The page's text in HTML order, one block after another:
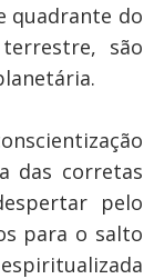
quadrante do
são
das corretas
pelo
para o salto